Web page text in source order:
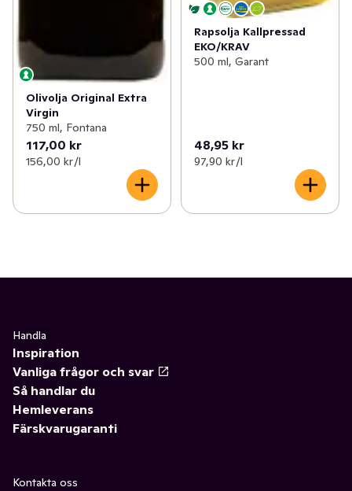
Olivolja Original Extra
Virgin
750 ml, Fontana
117,00 kr
156,00 kr /l
Rapsolja Kallpressad
EKO/KRAV
500 ml, Garant
48,95 kr
97,90 kr /l
Handla
Inspiration
Vanliga frågor och svar
Så handlar du
Hemleverans
Färskvarugaranti
Kontakta oss